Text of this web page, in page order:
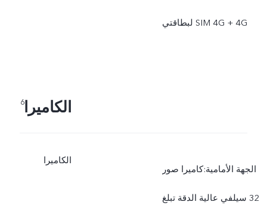
لبطاقتي SIM 4G + 4G
الكاميرا6
الكاميرا
الجهة الأمامية:كاميرا صور
سيلفي عالية الدقة تبلغ ‎32